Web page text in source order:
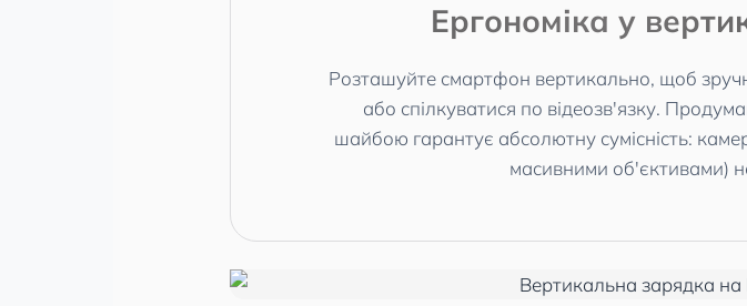
Ергономіка у
Розташуйте смартфон вертикально, щоб
або спілкуватися по відеозв'язку.
шайбою гарантує абсолютну сумісність:
масивними об'єктивами)